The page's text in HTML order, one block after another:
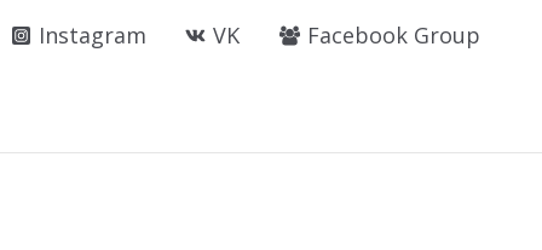
Instagram VK Facebook Group